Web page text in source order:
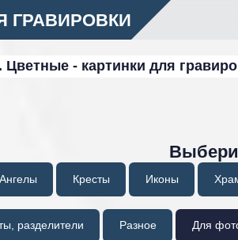
ГРАВИРОВКИ
- картинки для
Ангелы Кресты Иконы
разделители Разное Для